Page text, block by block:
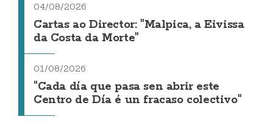
04/08/2026
Cartas ao Director: "Malpica, a Eivissa
da Costa da Morte"
01/08/2026
"Cada día que pasa sen abrir este
Centro de Día é un fracaso colectivo"